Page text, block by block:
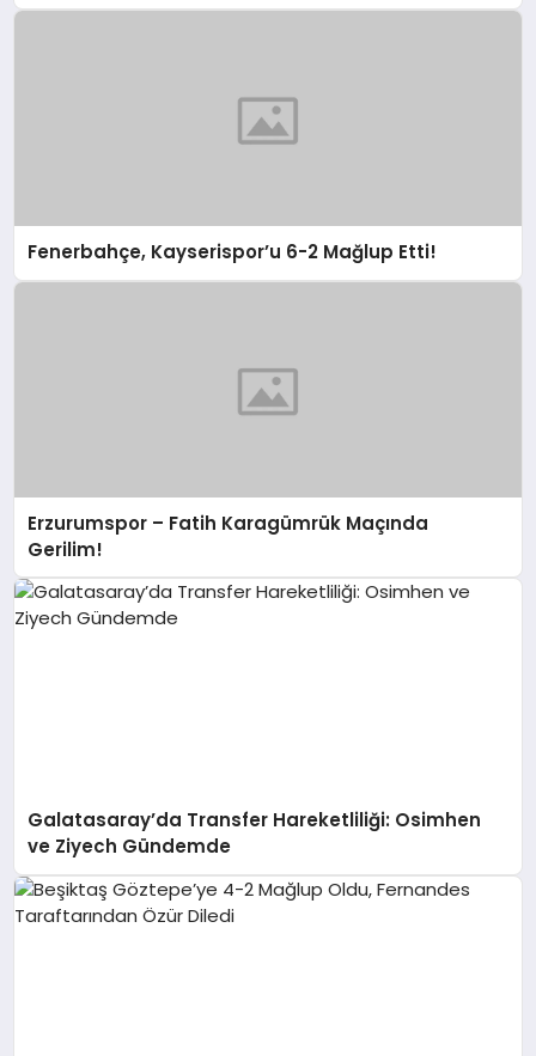
Fenerbahçe, Kayserispor’u 6-2 Mağlup Etti!
Erzurumspor – Fatih Karagümrük Maçında
Gerilim!
Galatasaray’da Transfer Hareketliliği: Osimhen
ve Ziyech Gündemde